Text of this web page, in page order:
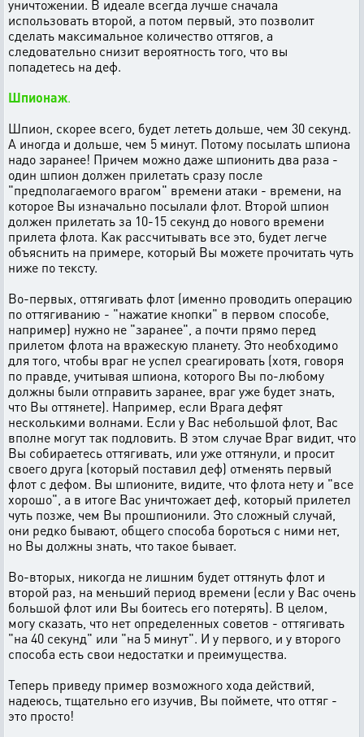
уничтожении. В идеале всегда лучше сначала
использовать второй, а потом первый, это позволит
сделать максимальное количество оттягов, а
следовательно снизит вероятность того, что вы
попадетесь на деф.
Шпионаж.
Шпион, скорее всего, будет лететь дольше, чем 30 секунд.
А иногда и дольше, чем 5 минут. Потому посылать шпиона
надо заранее! Причем можно даже шпионить два раза -
один шпион должен прилетать сразу после
"предполагаемого врагом" времени атаки - времени, на
которое Вы изначально посылали флот. Второй шпион
должен прилетать за 10-15 секунд до нового времени
прилета флота. Как рассчитывать все это, будет легче
объяснить на примере, который Вы можете прочитать чуть
ниже по тексту.
Во-первых, оттягивать флот (именно проводить операцию
по оттягиванию - "нажатие кнопки" в первом способе,
например) нужно не "заранее", а почти прямо перед
прилетом флота на вражескую планету. Это необходимо
для того, чтобы враг не успел среагировать (хотя, говоря
по правде, учитывая шпиона, которого Вы по-любому
должны были отправить заранее, враг уже будет знать,
что Вы оттянете). Например, если Врага дефят
несколькими волнами. Если у Вас небольшой флот, Вас
вполне могут так подловить. В этом случае Враг видит, что
Вы собираетесь оттягивать, или уже оттянули, и просит
своего друга (который поставил деф) отменять первый
флот с дефом. Вы шпионите, видите, что флота нету и "все
хорошо", а в итоге Вас уничтожает деф, который прилетел
чуть позже, чем Вы прошпионили. Это сложный случай,
они редко бывают, общего способа бороться с ними нет,
но Вы должны знать, что такое бывает.
Во-вторых, никогда не лишним будет оттянуть флот и
второй раз, на меньший период времени (если у Вас очень
большой флот или Вы боитесь его потерять). В целом,
могу сказать, что нет определенных советов - оттягивать
"на 40 секунд" или "на 5 минут". И у первого, и у второго
способа есть свои недостатки и преимущества.
Теперь приведу пример возможного хода действий,
надеюсь, тщательно его изучив, Вы поймете, что оттяг -
это просто!